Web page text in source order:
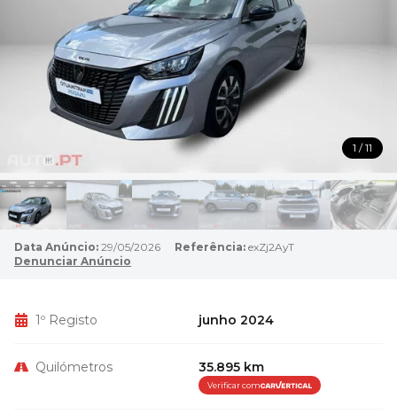
1 / 11
Data Anúncio: 29/05/2026 Referência: exZj2AyT
Denunciar Anúncio
1º Registo junho 2024
Quilómetros 35.895 km
Verificar com